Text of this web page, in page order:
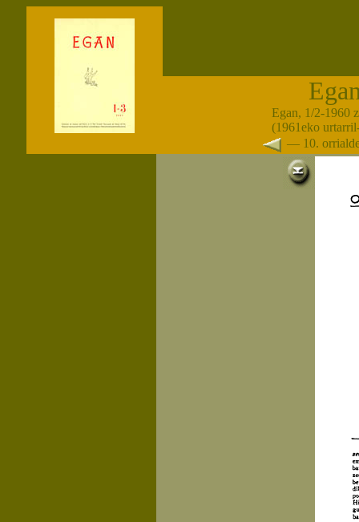
Egan, 1/2-1960
(1961eko
— 10.